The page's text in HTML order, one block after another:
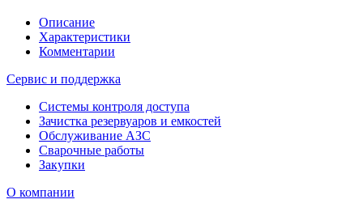
Описание
Характеристики
Комментарии
Сервис и поддержка
Системы контроля доступа
Зачистка резервуаров и емкостей
Обслуживание АЗС
Сварочные работы
Закупки
О компании